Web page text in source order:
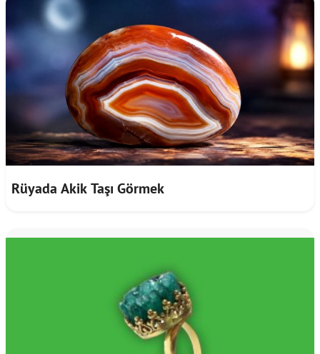
Rüyada Akik Taşı Görmek